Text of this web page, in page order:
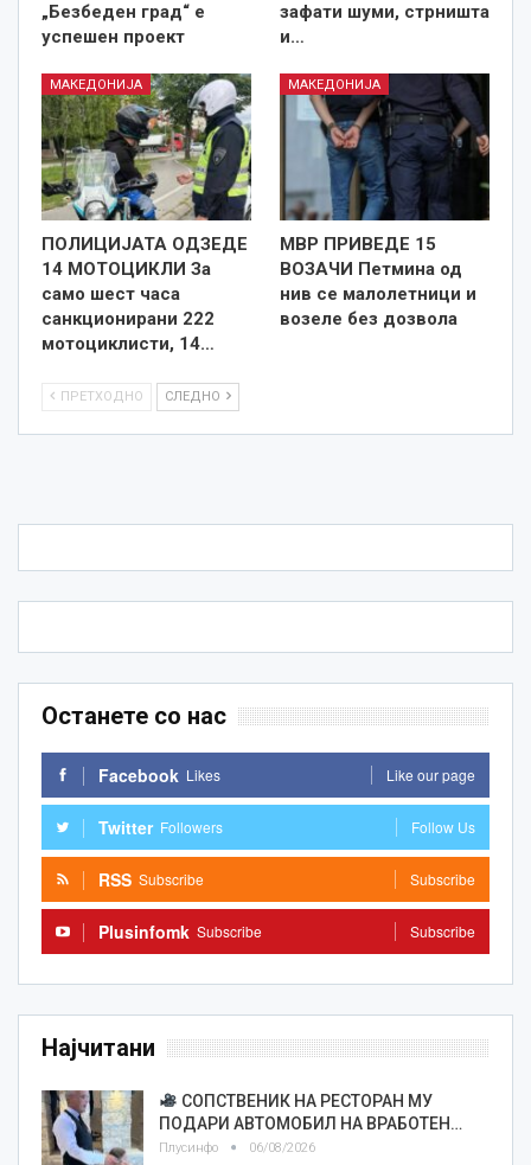
„Безбеден град“ е
успешен проект
зафати шуми, стрништа
и…
МАКЕДОНИЈА
ПОЛИЦИЈАТА ОДЗЕДЕ
14 МОТОЦИКЛИ За
само шест часа
санкционирани 222
мотоциклисти, 14…
МАКЕДОНИЈА
МВР ПРИВЕДЕ 15
ВОЗАЧИ Петмина од
нив се малолетници и
возеле без дозвола
ПРЕТХОДНО СЛЕДНО
Останете со нас
Facebook Likes Like our page
Twitter Followers Follow Us
RSS Subscribe Subscribe
Plusinfomk Subscribe Subscribe
Најчитани
СОПСТВЕНИК НА РЕСТОРАН МУ
ПОДАРИ АВТОМОБИЛ НА ВРАБОТЕН…
Плусинфо 06/08/2026